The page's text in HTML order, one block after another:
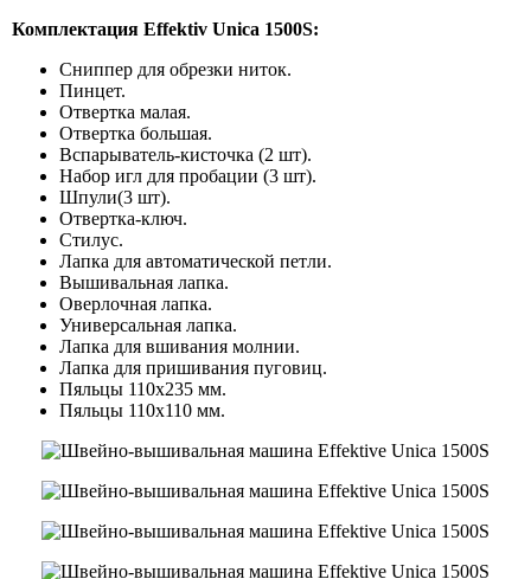
Комплектация Effektiv Unica 1500S:
Сниппер для обрезки ниток.
Пинцет.
Отвертка малая.
Отвертка большая.
Вспарыватель-кисточка (2 шт).
Набор игл для пробации (3 шт).
Шпули(3 шт).
Отвертка-ключ.
Стилус.
Лапка для автоматической петли.
Вышивальная лапка.
Оверлочная лапка.
Универсальная лапка.
Лапка для вшивания молнии.
Лапка для пришивания пуговиц.
Пяльцы 110x235 мм.
Пяльцы 110x110 мм.